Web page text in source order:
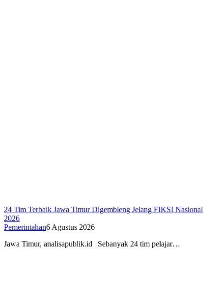
24 Tim Terbaik Jawa Timur Digembleng Jelang FIKSI Nasional
2026
Pemerintahan6 Agustus 2026
Jawa Timur, analisapublik.id | Sebanyak 24 tim pelajar…